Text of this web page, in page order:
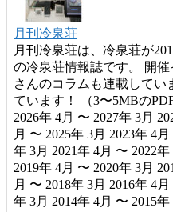
月刊冷泉荘
月刊冷泉荘は、冷泉荘が
の冷泉荘情報誌です。 開
さんのコラムも連載して
ています！ （3〜5MBの
2026年 4月 〜 2027年 3月
月 〜 2025年 3月 2023年 4
年 3月 2021年 4月 〜 2022
2019年 4月 〜 2020年 3月
月 〜 2018年 3月 2016年 4
年 3月 2014年 4月 〜 2015年